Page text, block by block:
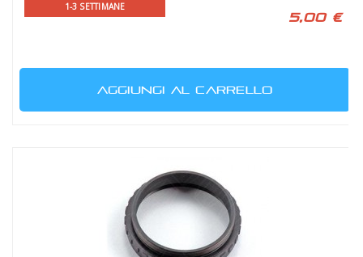
1-3 SETTIMANE
5,00 €
AGGIUNGI AL CARRELLO